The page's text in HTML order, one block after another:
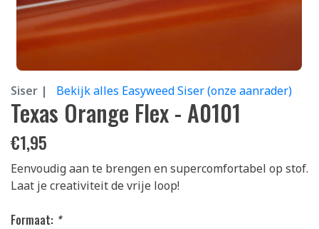
Siser | Bekijk alles Easyweed Siser (onze aanrader)
Texas Orange Flex - A0101
€1,95
Eenvoudig aan te brengen en supercomfortabel op stof.
Laat je creativiteit de vrije loop!
Formaat: *